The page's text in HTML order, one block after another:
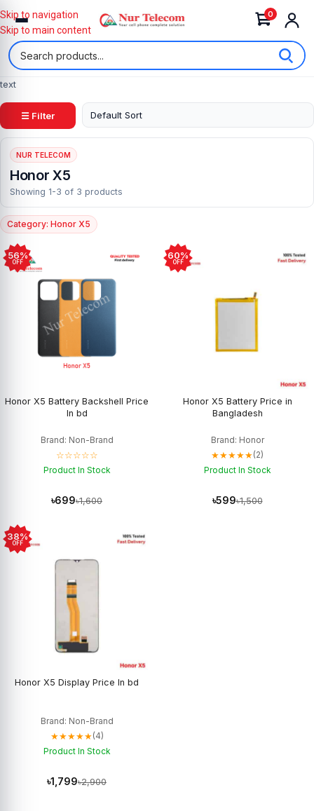
0
Skip to navigation
Skip to main content
text
☰ Filter
NUR TELECOM
Honor X5
Showing 1-3 of 3 products
Category: Honor X5
56%
OFF
Honor X5 Battery Backshell Price
In bd
Brand: Non-Brand
☆☆☆☆☆
Product In Stock
৳699৳1,600
60%
OFF
Honor X5 Battery Price in
Bangladesh
Brand: Honor
★★★★★(2)
Product In Stock
৳599৳1,500
38%
OFF
Honor X5 Display Price In bd
Brand: Non-Brand
★★★★★(4)
Product In Stock
৳1,799৳2,900